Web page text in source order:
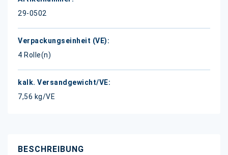
29-0502
4 Rolle(n)
7,56 kg/VE
BESCHREIBUNG